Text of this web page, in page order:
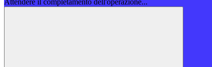
Attendere il completamento dell'operazione...